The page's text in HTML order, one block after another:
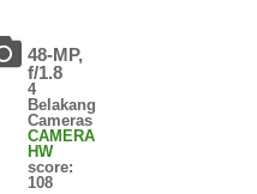
48-MP,
f/1.8
4
Belakang
Cameras
CAMERA
HW
score:
108